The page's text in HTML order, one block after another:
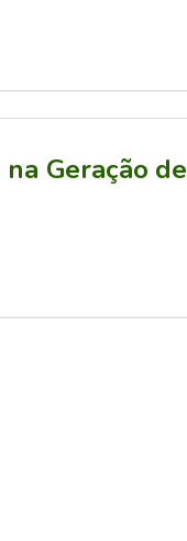
Geração de